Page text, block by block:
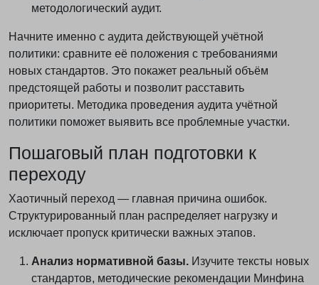
методологический аудит.
Начните именно с аудита действующей учётной
политики: сравните её положения с требованиями
новых стандартов. Это покажет реальный объём
предстоящей работы и позволит расставить
приоритеты. Методика проведения аудита учётной
политики поможет выявить все проблемные участки.
Пошаговый план подготовки к
переходу
Хаотичный переход — главная причина ошибок.
Структурированный план распределяет нагрузку и
исключает пропуск критически важных этапов.
Анализ нормативной базы. Изучите тексты новых
стандартов, методические рекомендации Минфина